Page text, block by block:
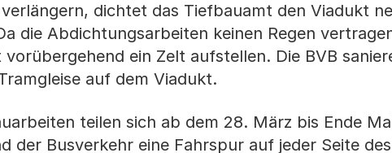
dichtet das Tiefbauamt den Viadukt
die Abdichtungsarbeiten keinen Regen
ein Zelt aufstellen. Die BVB
auf dem Viadukt.
teilen sich ab dem 28. März bis Ende
der Busverkehr eine Fahrspur auf jeder Seite